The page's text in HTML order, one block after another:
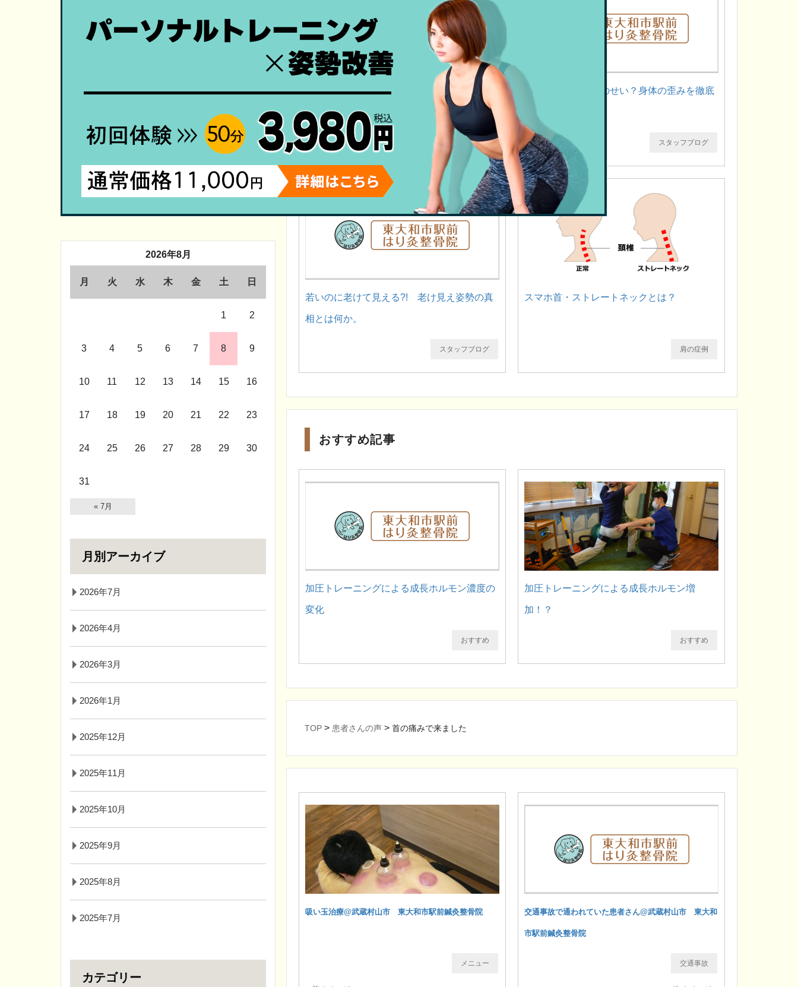
使い過ぎによる炎症？！部活生に増える痛み
とは？
スタッフブログ
骨盤の傾きは姿勢のせい？身体の歪みを徹底
スタッフブログ
若いのに老けて見える?! 老け見え姿勢の真
相とは何か。
スタッフブログ
スマホ首・ストレートネックとは？
肩の症例
おすすめ記事
加圧トレーニングによる成長ホルモン濃度の
変化
おすすめ
加圧トレーニングによる成長ホルモン増
加！？
おすすめ
TOP > 患者さんの声 > 首の痛みで来ました
吸い玉治療@武蔵村山市 東大和市駅前鍼灸整骨院
メニュー
交通事故で通われていた患者さん@武蔵村山市 東大和
市駅前鍼灸整骨院
交通事故
2026年8月
月 火 水 木 金 土 日
1 2
3 4 5 6 7 8 9
10 11 12 13 14 15 16
17 18 19 20 21 22 23
24 25 26 27 28 29 30
31
« 7月
月別アーカイブ
2026年7月
2026年4月
2026年3月
2026年1月
2025年12月
2025年11月
2025年10月
2025年9月
2025年8月
2025年7月
カテゴリー